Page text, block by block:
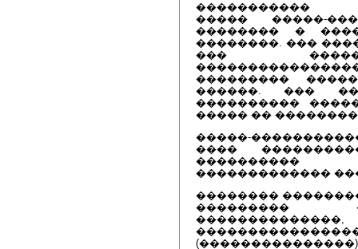
�����������
����� �����-
�������� �
��������. ���
���
���������
������. ���
����������
����� ��
�����-
����
�������������
��������
���������